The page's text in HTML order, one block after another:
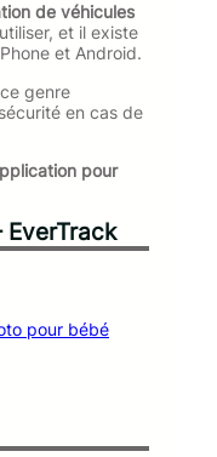
de véhicules
et il existe
et Android.
genre
en cas de
pour
EverTrack
pour bébé